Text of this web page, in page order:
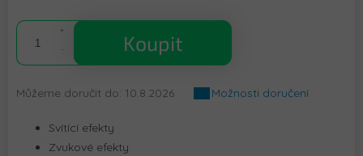
cena:
Koupit
Můžeme doručit do: 10.8.2026 Možnosti doručení
Svítící efekty
Zvukové efekty